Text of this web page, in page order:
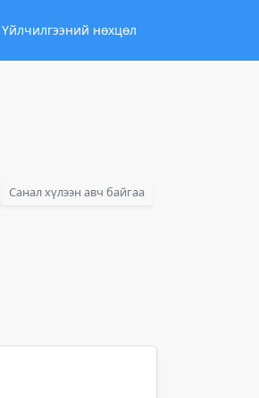
Үйлчилгээний нөхцөл
Санал хүлээн авч байгаа